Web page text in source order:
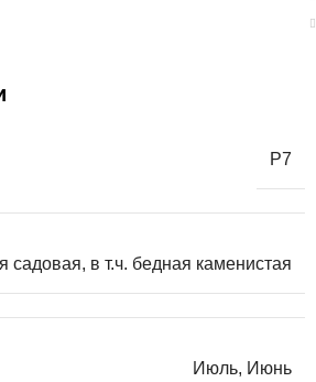
Р7
садовая, в т.ч. бедная каменистая
Июль, Июнь